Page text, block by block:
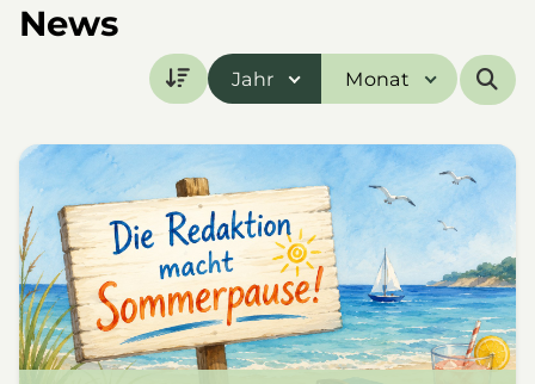
News
Jahr Monat